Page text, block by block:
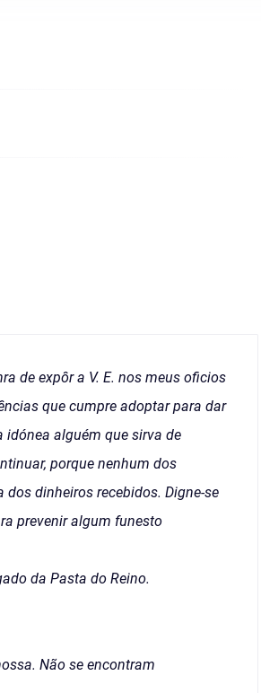
de expôr a V. E. nos meus oficios
que cumpre adoptar para dar
idónea alguém que sirva de
porque nenhum dos
dinheiros recebidos. Digne-se
prevenir algum funesto
da Pasta do Reino.
Não se encontram